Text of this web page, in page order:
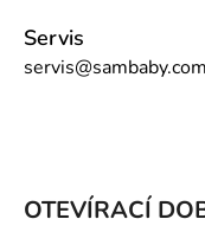
Servis
servis@sambaby.com
OTEVÍRACÍ